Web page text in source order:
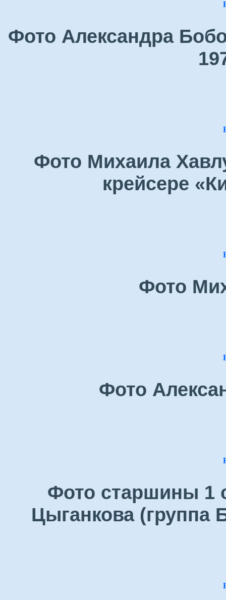
Фото Александра
Фото Михаила
крейсере
Фото
Фото
Фото старшины 1
Цыганкова (группа